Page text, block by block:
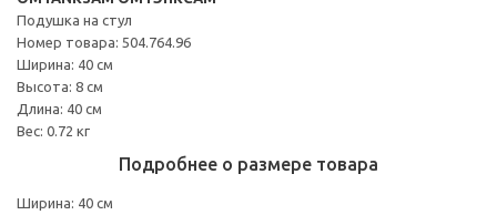
Подушка на стул
Номер товара: 504.764.96
Ширина: 40 см
Высота: 8 см
Длина: 40 см
Вес: 0.72 кг
Подробнее о размере товара
Ширина: 40 см